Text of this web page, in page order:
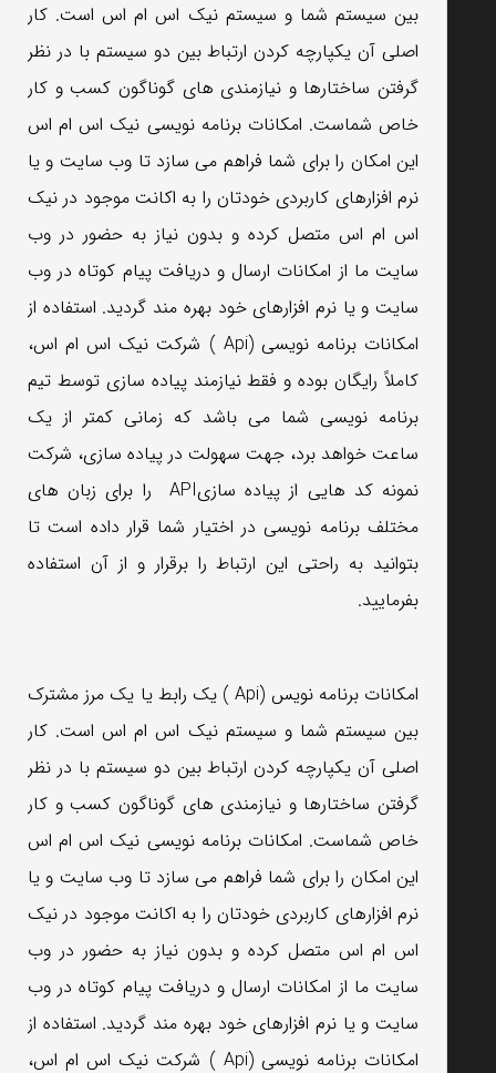
بین سیستم شما و سیستم نیک اس ام اس است. کار
اصلی آن یکپارچه کردن ارتباط بین دو سیستم با در نظر
گرفتن ساختارها و نیازمندی های گوناگون کسب و کار
خاص شماست. امکانات برنامه نویسی نیک اس ام اس
این امکان را برای شما فراهم می سازد تا وب سایت و یا
نرم افزارهای کاربردی خودتان را به اکانت موجود در نیک
اس ام اس متصل کرده و بدون نیاز به حضور در وب
سایت ما از امکانات ارسال و دریافت پیام کوتاه در وب
سایت و یا نرم افزارهای خود بهره مند گردید. استفاده از
امکانات برنامه نویسی (Api ) شرکت نیک اس ام اس،
کاملاً رایگان بوده و فقط نیازمند پیاده سازی توسط تیم
برنامه نویسی شما می باشد که زمانی کمتر از یک
ساعت خواهد برد، جهت سهولت در پیاده سازی، شرکت
نمونه کد هایی از پیاده سازیAPI را برای زبان های
مختلف برنامه نویسی در اختیار شما قرار داده است تا
بتوانید به راحتی این ارتباط را برقرار و از آن استفاده
بفرمایید.
امکانات برنامه نویس (Api ) یک رابط یا یک مرز مشترک
بین سیستم شما و سیستم نیک اس ام اس است. کار
اصلی آن یکپارچه کردن ارتباط بین دو سیستم با در نظر
گرفتن ساختارها و نیازمندی های گوناگون کسب و کار
خاص شماست. امکانات برنامه نویسی نیک اس ام اس
این امکان را برای شما فراهم می سازد تا وب سایت و یا
نرم افزارهای کاربردی خودتان را به اکانت موجود در نیک
اس ام اس متصل کرده و بدون نیاز به حضور در وب
سایت ما از امکانات ارسال و دریافت پیام کوتاه در وب
سایت و یا نرم افزارهای خود بهره مند گردید. استفاده از
امکانات برنامه نویسی (Api ) شرکت نیک اس ام اس،